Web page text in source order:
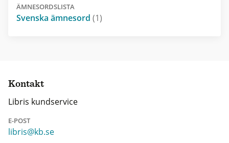
ÄMNESORDSLISTA
Svenska ämnesord (1)
Kontakt
Libris kundservice
E-POST
libris@kb.se